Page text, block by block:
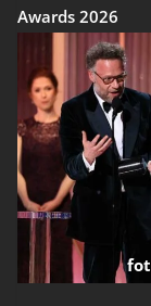
Awards 2026